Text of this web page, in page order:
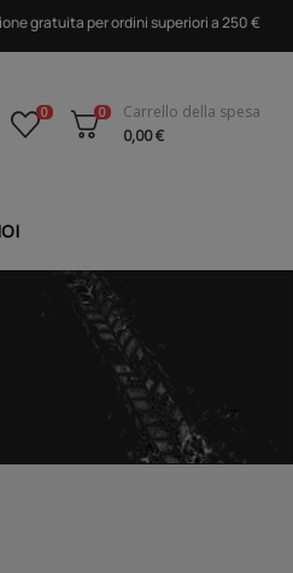
gratuita per ordini superiori a 250 €
0 0
Carrello della spesa
0,00 €